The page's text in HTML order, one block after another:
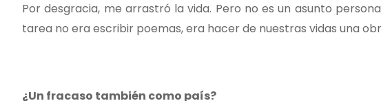
Por desgracia, me arrastró la vida. Pero no es un asunto
tarea no era escribir poemas, era hacer de nuestras vidas una
¿Un fracaso también como país?